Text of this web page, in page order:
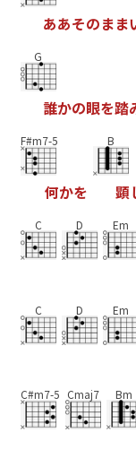
ああそのまま
G
誰かの眼を踏
F#m7-5
何かを
B
顕
C D Em
C D Em
C#m7-5 Cmaj7 Bm